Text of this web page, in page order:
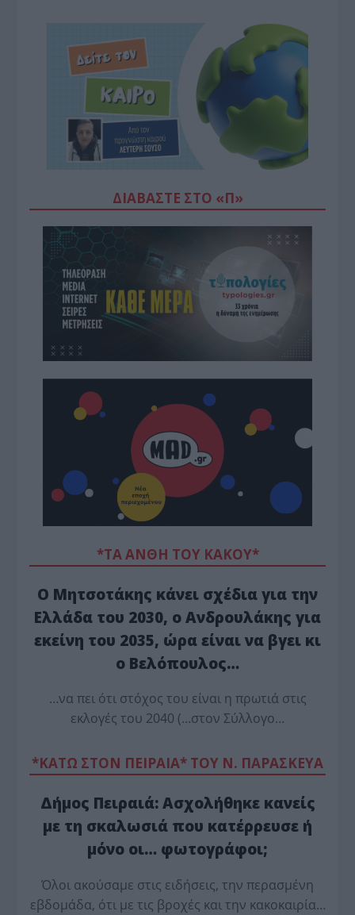
ΔΙΑΒΆΣΤΕ ΣΤΟ «Π»
*ΤΑ ΆΝΘΗ ΤΟΥ ΚΑΚΟΎ*
Ο Μητσοτάκης κάνει σχέδια για την
Ελλάδα του 2030, ο Ανδρουλάκης για
εκείνη του 2035, ώρα είναι να βγει κι
ο Βελόπουλος…
…να πει ότι στόχος του είναι η πρωτιά στις
εκλογές του 2040 (…στον Σύλλογο…
*ΚΑΤΩ ΣΤΟΝ ΠΕΙΡΑΙΑ* ΤΟΥ Ν. ΠΑΡΑΣΚΕΥΑ
Δήμος Πειραιά: Ασχολήθηκε κανείς
με τη σκαλωσιά που κατέρρευσε ή
μόνο οι… φωτογράφοι;
Όλοι ακούσαμε στις ειδήσεις, την περασμένη
εβδομάδα, ότι με τις βροχές και την κακοκαιρία…